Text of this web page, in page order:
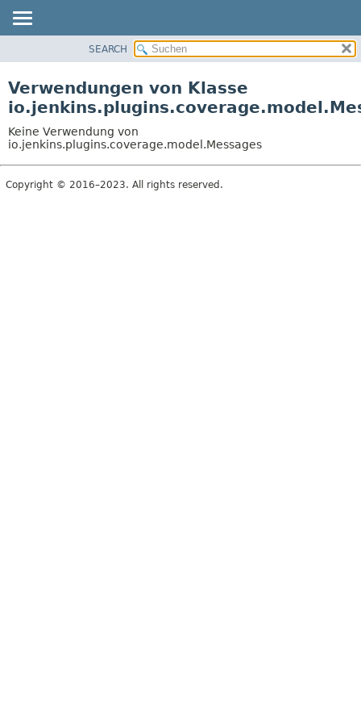
KLASSE
VERWENDUNG
BAUM
VERALTET
INDEX
SEARCH
Verwendungen von Klasse
Keine Verwendung von
io.jenkins.plugins.coverage.model.Messages
Copyright © 2016–2023. All rights reserved.